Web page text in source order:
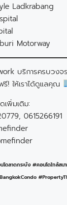
Ladkrabang
Motorway
บริการครบวงจ
! ให้เราได้ดูแลคุณ
เพิ่มเติม:
0615266191
ดลาดกระบัง #คอนโดใกล้ส